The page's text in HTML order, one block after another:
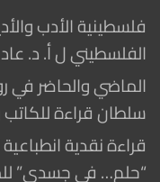
فلسطينية الأدب
الفلسطيني ل أ. د.
الماضي والحاضر في
سلطان قراءة للكاتب
قراءة نقدية
“حلم… في جسدي”